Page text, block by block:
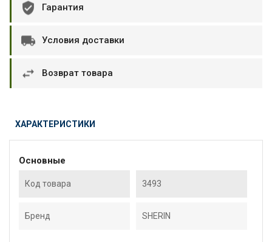
Гарантия
Условия доставки
Возврат товара
ХАРАКТЕРИСТИКИ
Основные
Код товара 3493
Бренд SHERIN